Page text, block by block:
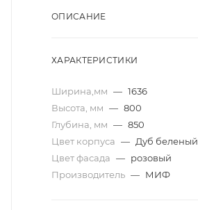
ОПИСАНИЕ
ХАРАКТЕРИСТИКИ
Ширина,мм — 1636
Высота, мм — 800
Глубина, мм — 850
Цвет корпуса — Дуб беленый
Цвет фасада — розовый
Производитель — МИФ